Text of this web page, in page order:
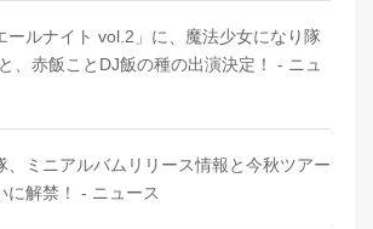
ールナイト vol.2」に、魔法少女になり隊
、赤飯ことDJ飯の種の出演決定！ - ニュ
、ミニアルバムリリース情報と今秋ツアー
に解禁！ - ニュース